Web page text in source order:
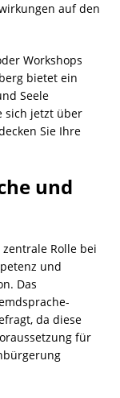
auf den
Workshops
bietet ein
Seele
sich jetzt über
Sie Ihre
und
Rolle bei
und
Das
da diese
für